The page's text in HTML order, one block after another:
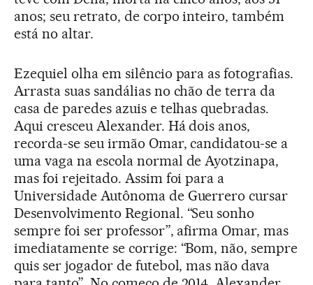
anos; seu retrato, de corpo inteiro, também
está no altar.
Ezequiel olha em silêncio para as fotografias.
Arrasta suas sandálias no chão de terra da
casa de paredes azuis e telhas quebradas.
Aqui cresceu Alexander. Há dois anos,
recorda-se seu irmão Omar, candidatou-se a
uma vaga na escola normal de Ayotzinapa,
mas foi rejeitado. Assim foi para a
Universidade Autônoma de Guerrero cursar
Desenvolvimento Regional. “Seu sonho
sempre foi ser professor”, afirma Omar, mas
imediatamente se corrige: “Bom, não, sempre
quis ser jogador de futebol, mas não dava